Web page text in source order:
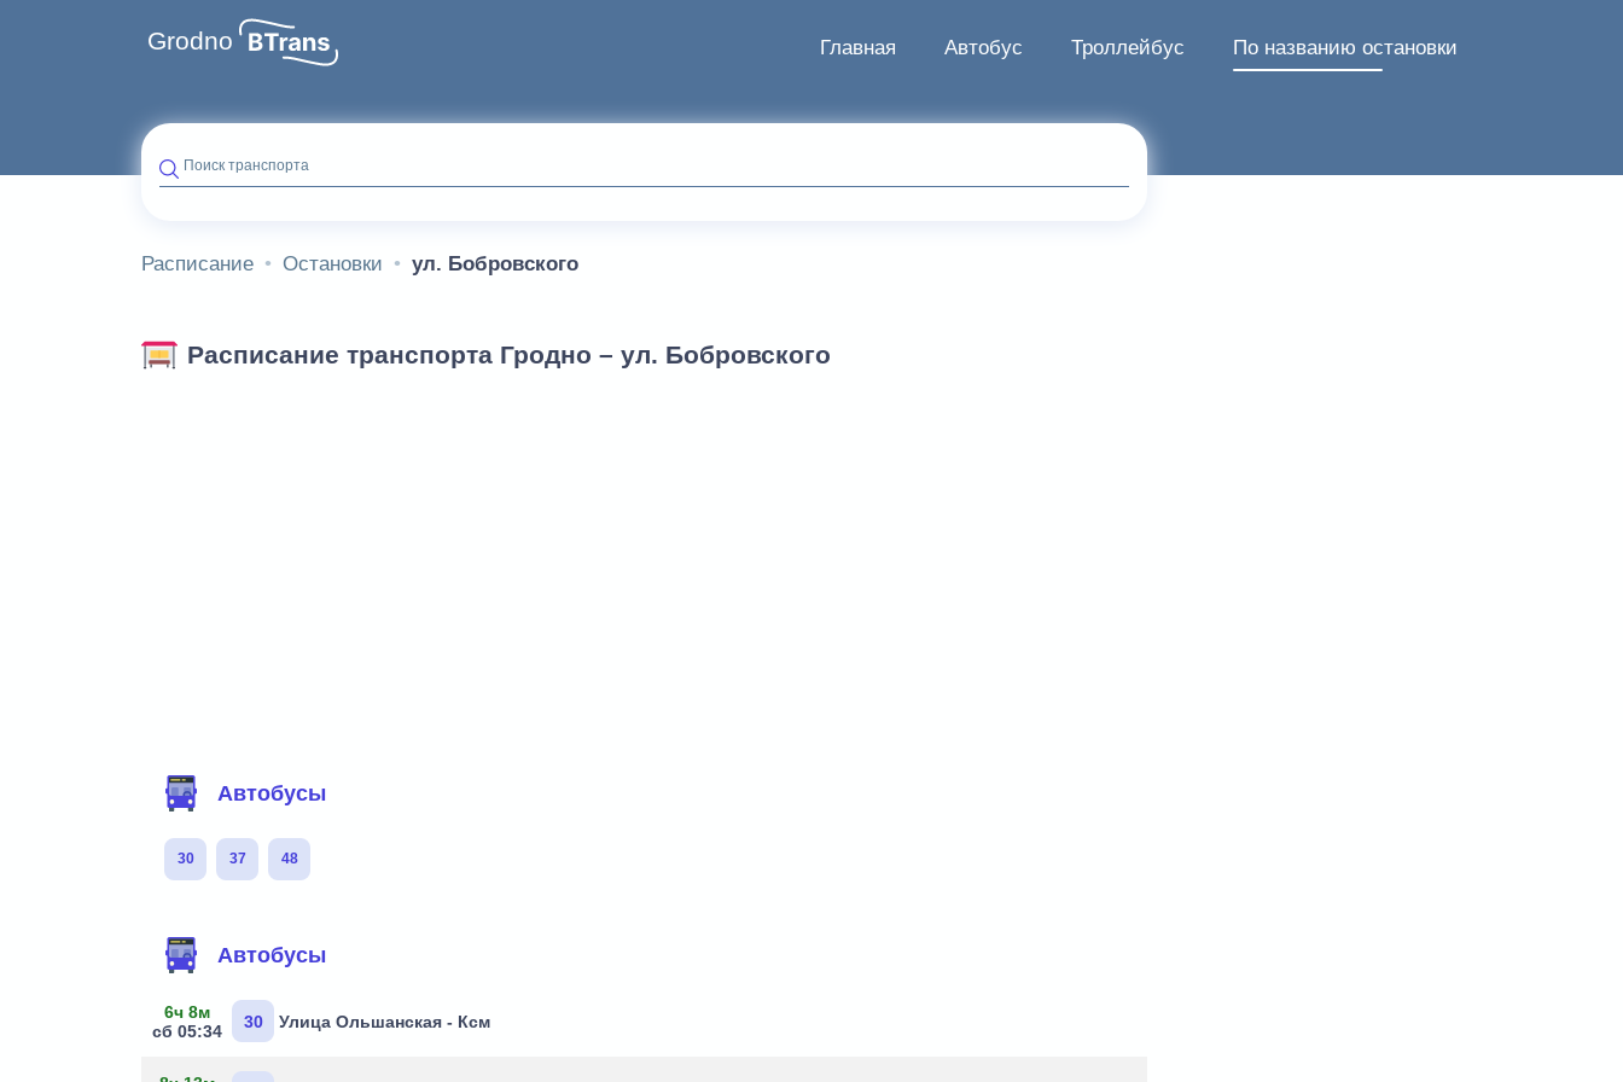
Grodno Главная Автобус Троллейбус По названию остановки
Поиск транспорта
Расписание Остановки ул. Бобровского
Расписание транспорта Гродно – ул. Бобровского
Автобусы
30 37 48
Автобусы
6ч 8м
сб 05:34
30 Улица Ольшанская - Ксм